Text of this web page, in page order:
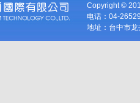
Copyright ©
电话：04-
地址：台中市